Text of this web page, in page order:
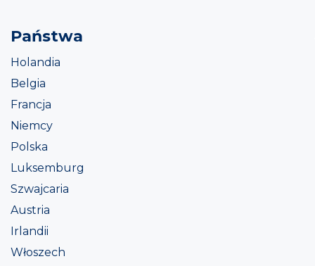
Państwa
Holandia
Belgia
Francja
Niemcy
Polska
Luksemburg
Szwajcaria
Austria
Irlandii
Włoszech